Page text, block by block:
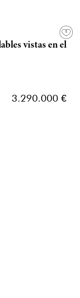
vistas en el
3.290.000 €